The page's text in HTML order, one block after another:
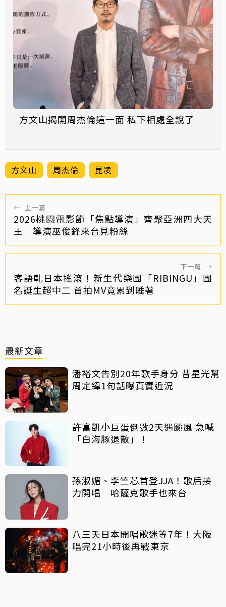
方文山揭開周杰倫這一面 私下相處全說了
方文山 周杰倫 昆凌
← 上一篇
2026桃園電影節「焦點導演」齊聚亞洲四大天
王 導演巫俊鋒來台見粉絲
下一篇 →
客語軋日本搖滾！新生代樂團「RIBINGU」團
名誕生超中二 首拍MV竟累到睡著
最新文章
潘裕文告別20年歌手身分 昔星光幫
周定緯1句話曝真實近況
許富凱小巨蛋倒數2天遇颱風 急喊
「白海豚退散」！
孫淑媚、李竺芯首登JJA！歌后接
力開唱 哈薩克歌手也來台
八三夭日本開唱歌迷等7年！大阪
唱完21小時後再戰東京